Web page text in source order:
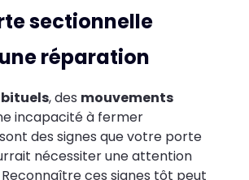
sectionnelle
réparation
, des mouvements
incapacité à fermer
des signes que votre porte
nécessiter une attention
ces signes tôt peut